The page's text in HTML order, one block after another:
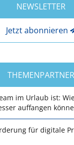
NEWSLETTER
Jetzt abonnieren
THEMENPARTNER
im Urlaub ist:
auffangen
für digitale